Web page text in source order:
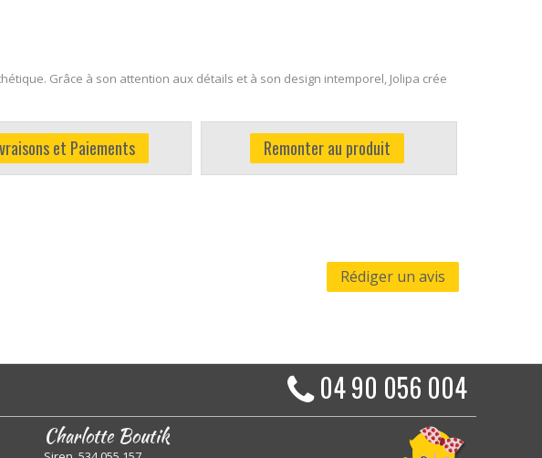
Grâce à son attention aux détails et à son design intemporel, Jolipa crée
et Paiements Remonter au produit
Rédiger un avis
04 90 056 004
Charlotte Boutik